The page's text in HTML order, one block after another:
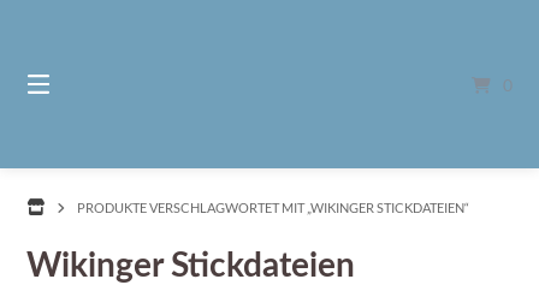
0
PRODUKTE VERSCHLAGWORTET MIT „WIKINGER STICKDATEIEN“
Wikinger Stickdateien